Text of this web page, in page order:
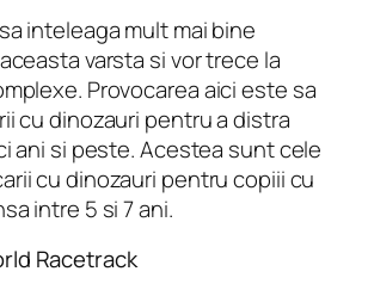
inteleaga mult mai bine
varsta si vor trece la
Provocarea aici este sa
cu dinozauri pentru a distra
ani si peste. Acestea sunt cele
cu dinozauri pentru copiii cu
intre 5 si 7 ani.
Racetrack